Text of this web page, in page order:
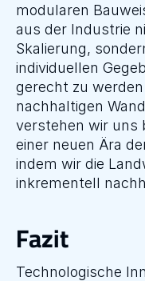
modularen
aus der Industrie
Skalierung,
individuellen
gerecht zu
nachhaltigen
verstehen wir uns
einer neuen Ära
indem wir die
inkrementell
Fazit
Technologische